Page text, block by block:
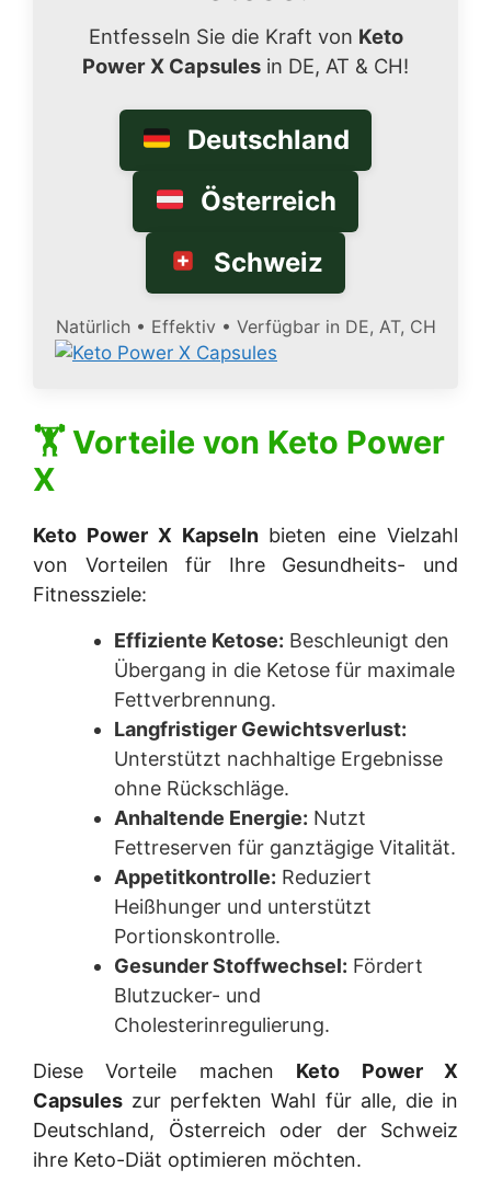
Entfesseln Sie die Kraft von Keto
Power X Capsules in DE, AT & CH!
Deutschland
Österreich
Schweiz
Natürlich • Effektiv • Verfügbar in DE, AT, CH
🏋️ Vorteile von Keto Power
X
Keto Power X Kapselnbieten eine Vielzahl
von Vorteilen für Ihre Gesundheits- und
Fitnessziele:
Effiziente Ketose: Beschleunigt den
Übergang in die Ketose für maximale
Fettverbrennung.
Langfristiger Gewichtsverlust:
Unterstützt nachhaltige Ergebnisse
ohne Rückschläge.
Anhaltende Energie: Nutzt
Fettreserven für ganztägige Vitalität.
Appetitkontrolle: Reduziert
Heißhunger und unterstützt
Portionskontrolle.
Gesunder Stoffwechsel: Fördert
Blutzucker- und
Cholesterinregulierung.
Diese Vorteile machen Keto Power X
Capsules zur perfekten Wahl für alle, die in
Deutschland, Österreich oder der Schweiz
ihre Keto-Diät optimieren möchten.